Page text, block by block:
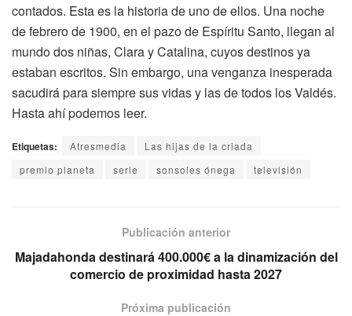
contados. Esta es la historia de uno de ellos. Una noche
de febrero de 1900, en el pazo de Espíritu Santo, llegan al
mundo dos niñas, Clara y Catalina, cuyos destinos ya
estaban escritos. Sin embargo, una venganza inesperada
sacudirá para siempre sus vidas y las de todos los Valdés.
Hasta ahí podemos leer.
Etiquetas: Atresmedia
Las hijas de la criada
premio planeta
serie sonsoles ónega televisión
Publicación anterior
Majadahonda destinará 400.000€ a la dinamización del
comercio de proximidad hasta 2027
Próxima publicación